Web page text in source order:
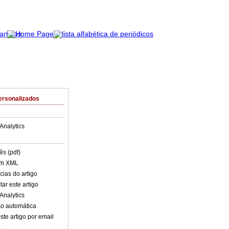
(pdf)
XML
do artigo
este artigo
automática
artigo por email